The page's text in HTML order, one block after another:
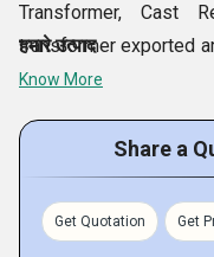
Transformer, Cast
transformer exported
of outputs. Made
customized options
(single, tapped or
number of standard
in series or parallel,
हमारे उत्पाद
Know More
Share a
Get Quotation Get